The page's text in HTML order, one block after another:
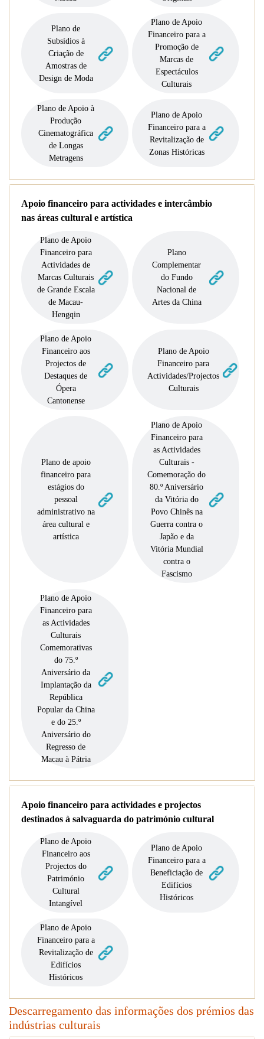
Plano de
Subsídios à
Criação de
Amostras de
Design de Moda
Plano de Apoio
Financeiro para a
Promoção de
Marcas de
Espectáculos
Culturais
Plano de Apoio à
Produção
Cinematográfica
de Longas
Metragens
Plano de Apoio
Financeiro para a
Revitalização de
Zonas Históricas
Apoio financeiro para actividades e intercâmbio
nas áreas cultural e artística
Plano de Apoio
Financeiro para
Actividades de
Marcas Culturais
de Grande Escala
de Macau-
Hengqin
Plano
Complementar
do Fundo
Nacional de
Artes da China
Plano de Apoio
Financeiro aos
Projectos de
Destaques de
Ópera
Cantonense
Plano de Apoio
Financeiro para
Actividades/Projectos
Culturais
Plano de apoio
financeiro para
estágios do
pessoal
administrativo na
área cultural e
artística
Plano de Apoio
Financeiro para
as Actividades
Culturais -
Comemoração do
80.º Aniversário
da Vitória do
Povo Chinês na
Guerra contra o
Japão e da
Vitória Mundial
contra o
Fascismo
Plano de Apoio
Financeiro para
as Actividades
Culturais
Comemorativas
do 75.º
Aniversário da
Implantação da
República
Popular da China
e do 25.º
Aniversário do
Regresso de
Macau à Pátria
Apoio financeiro para actividades e projectos
destinados à salvaguarda do património cultural
Plano de Apoio
Financeiro aos
Projectos do
Património
Cultural
Intangível
Plano de Apoio
Financeiro para a
Beneficiação de
Edifícios
Históricos
Plano de Apoio
Financeiro para a
Revitalização de
Edifícios
Históricos
Descarregamento das informações dos prémios das
indústrias culturais